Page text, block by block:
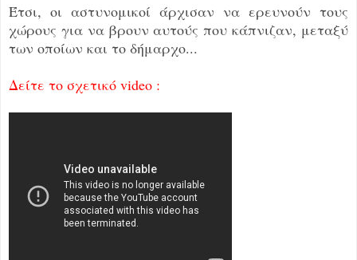
Έτσι, οι αστυνομικοί άρχισαν να ερευνούν τους
χώρους για να βρουν αυτούς που κάπνιζαν, μεταξύ
των οποίων και το δήμαρχο...
Δείτε το σχετικό video :